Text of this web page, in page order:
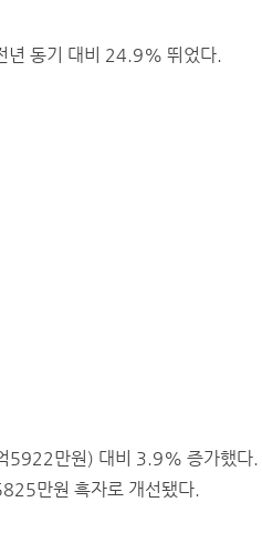
동기 대비 24.9% 뛰었다.
5922만원) 대비 3.9% 증가했다.
만원 흑자로 개선됐다.